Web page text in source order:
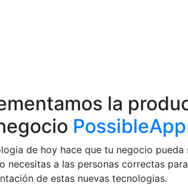
la
PossibleApp
de hoy hace que tu negocio
necesitas a las personas correctas
de estas nuevas tecnologias.